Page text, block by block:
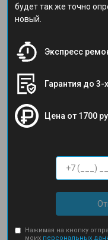
будет так же точно
новый.
Экспресс
Гарантия до 3-
Цена от 1700
Нажимая на кнопку
моих персональных